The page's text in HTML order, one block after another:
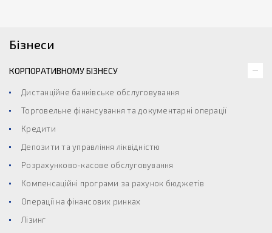
Бізнеси
КОРПОРАТИВНОМУ БІЗНЕСУ
Дистанційне банківське обслуговування
Торговельне фінансування та документарні операції
Кредити
Депозити та управління ліквідністю
Розрахунково-касове обслуговування
Компенсаційні програми за рахунок бюджетів
Операції на фінансових ринках
Лізинг